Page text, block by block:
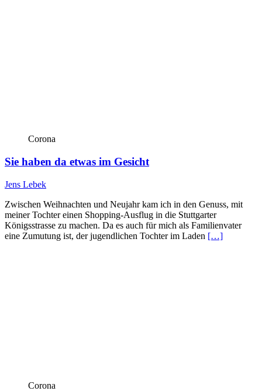
Corona
Sie haben da etwas im Gesicht
Jens Lebek
Zwischen Weihnachten und Neujahr kam ich in den Genuss, mit
meiner Tochter einen Shopping-Ausflug in die Stuttgarter
Königsstrasse zu machen. Da es auch für mich als Familienvater
eine Zumutung ist, der jugendlichen Tochter im Laden […]
Corona